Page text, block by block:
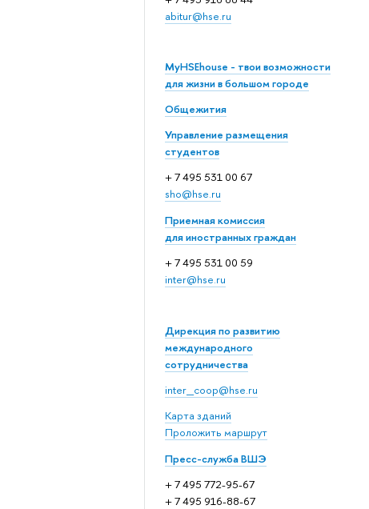
abitur@hse.ru
MyHSEhouse - твои возможности
для жизни в большом городе
Общежития
Управление размещения
студентов
+ 7 495 531 00 67
sho@hse.ru
Приемная комиссия
для иностранных граждан
+ 7 495 531 00 59
inter@hse.ru
Дирекция по развитию
международного
сотрудничества
inter_coop@hse.ru
Карта зданий
Проложить маршрут
Пресс-служба ВШЭ
+ 7 495 772-95-67
+ 7 495 916-88-67